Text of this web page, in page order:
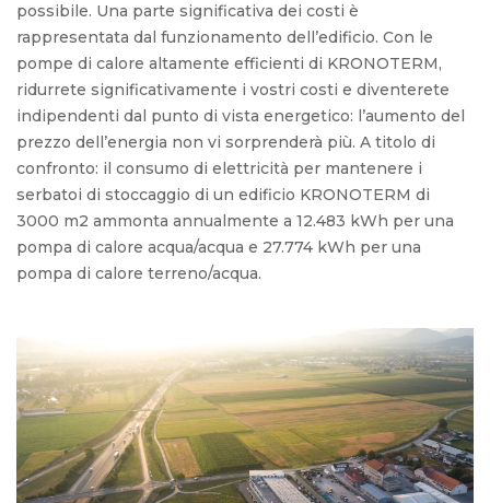
possibile. Una parte significativa dei costi è
rappresentata dal funzionamento dell’edificio. Con le
pompe di calore altamente efficienti di KRONOTERM,
ridurrete significativamente i vostri costi e diventerete
indipendenti dal punto di vista energetico: l’aumento del
prezzo dell’energia non vi sorprenderà più. A titolo di
confronto: il consumo di elettricità per mantenere i
serbatoi di stoccaggio di un edificio KRONOTERM di
3000 m2 ammonta annualmente a 12.483 kWh per una
pompa di calore acqua/acqua e 27.774 kWh per una
pompa di calore terreno/acqua.